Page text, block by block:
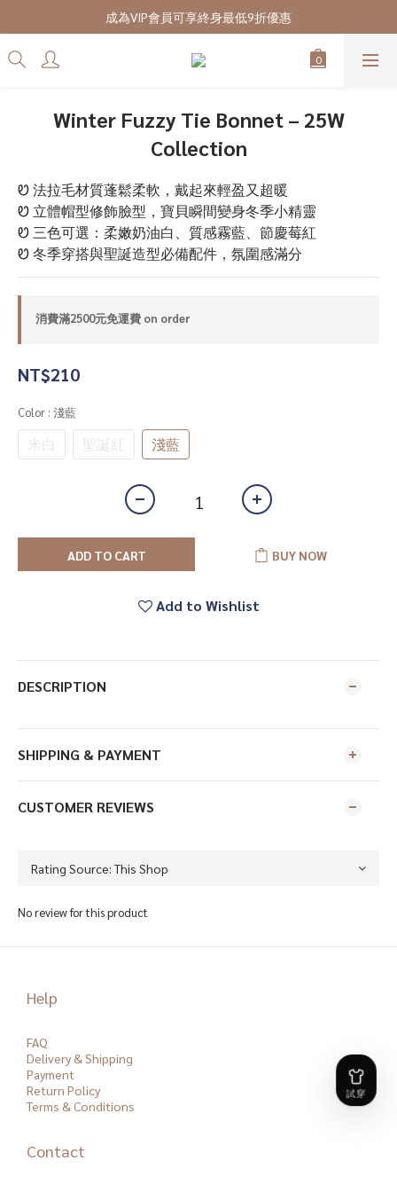
7/28-8/20 CUBi 收藏季全館買二送一
成為VIP會員可享終身最低9折優惠
7/28-8/20 CUBi 收藏季全館買二送一
Winter Fuzzy Tie Bonnet – 25W
Collection
Ꮼ 法拉毛材質蓬鬆柔軟，戴起來輕盈又超暖
Ꮼ 立體帽型修飾臉型，寶貝瞬間變身冬季小精靈
Ꮼ 三色可選：柔嫩奶油白、質感霧藍、節慶莓紅
Ꮼ 冬季穿搭與聖誕造型必備配件，氛圍感滿分
消費滿2500元免運費 on order
NT$210
Color : 淺藍
米白 聖誕紅 淺藍
ADD TO CART BUY NOW
Add to Wishlist
DESCRIPTION
SHIPPING & PAYMENT
CUSTOMER REVIEWS
No review for this product
Help
FAQ
Delivery & Shipping
Payment
Return Policy
Terms & Conditions
Contact